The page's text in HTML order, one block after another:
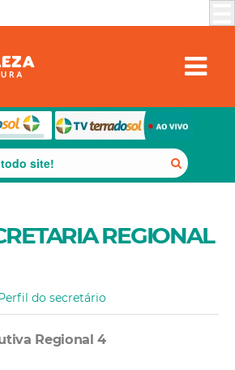
REGIONAL
do secretário
Regional 4